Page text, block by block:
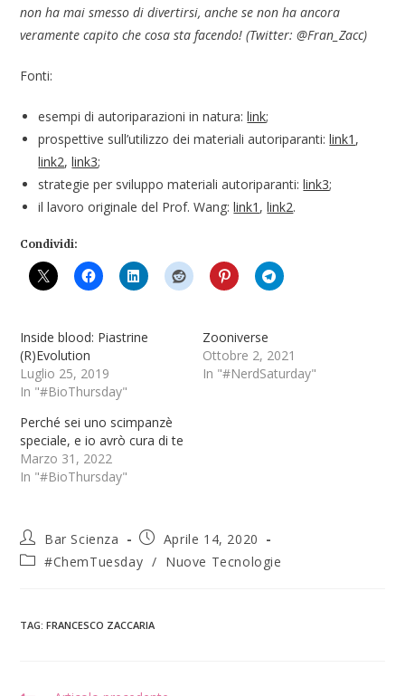
non ha mai smesso di divertirsi, anche se non ha ancora
veramente capito che cosa sta facendo! (Twitter: @Fran_Zacc)
Fonti:
esempi di autoriparazioni in natura:link;
prospettive sull’utilizzo dei materiali autoriparanti:link1 ,
link2,link3;
strategie per sviluppo materiali autoriparanti:link3;
il lavoro originale del Prof. Wang:link1 ,link2.
Condividi:
Inside blood: Piastrine
(R)Evolution
Luglio 25, 2019
In "#BioThursday"
Zooniverse
Ottobre 2, 2021
In "#NerdSaturday"
Perché sei uno scimpanzè
speciale, e io avrò cura di te
Marzo 31, 2022
In "#BioThursday"
Bar Scienza
Aprile 14, 2020
#ChemTuesday / Nuove Tecnologie
TAG:FRANCESCO ZACCARIA